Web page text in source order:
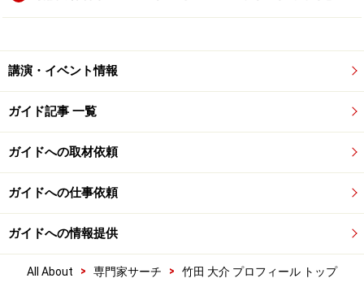
講演・イベント情報
ガイド記事 一覧
ガイドへの取材依頼
ガイドへの仕事依頼
ガイドへの情報提供
All About > 専門家サーチ > 竹田 大介 プロフィール トップ